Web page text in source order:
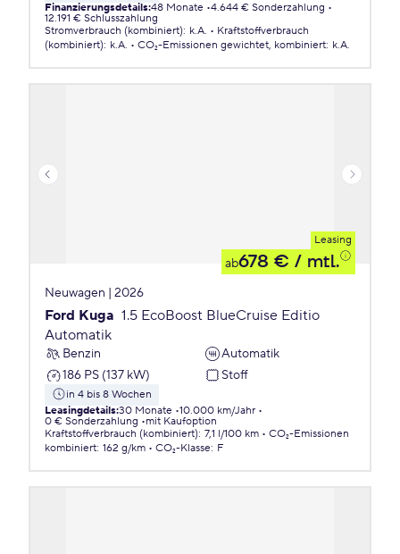
Finanzierungsdetails:48 Monate 4.644 € Sonderzahlung
12.191 € Schlusszahlung
Stromverbrauch (kombiniert): k.A.
Kraftstoffverbrauch
(kombiniert): k.A. CO₂-Emissionen gewichtet, kombiniert: k.A.
Leasing
ab678 € / mtl.
Neuwagen | 2026
Ford Kuga 1.5 EcoBoost BlueCruise Editio
Automatik
Benzin
Automatik
186 PS (137 kW)
Stoff
in 4 bis 8 Wochen
Leasingdetails:30 Monate 10.000 km/Jahr
0 € Sonderzahlung
mit Kaufoption
Kraftstoffverbrauch (kombiniert): 7,1 l/100 km
CO₂-Emissionen
kombiniert: 162 g/km CO₂-Klasse: F